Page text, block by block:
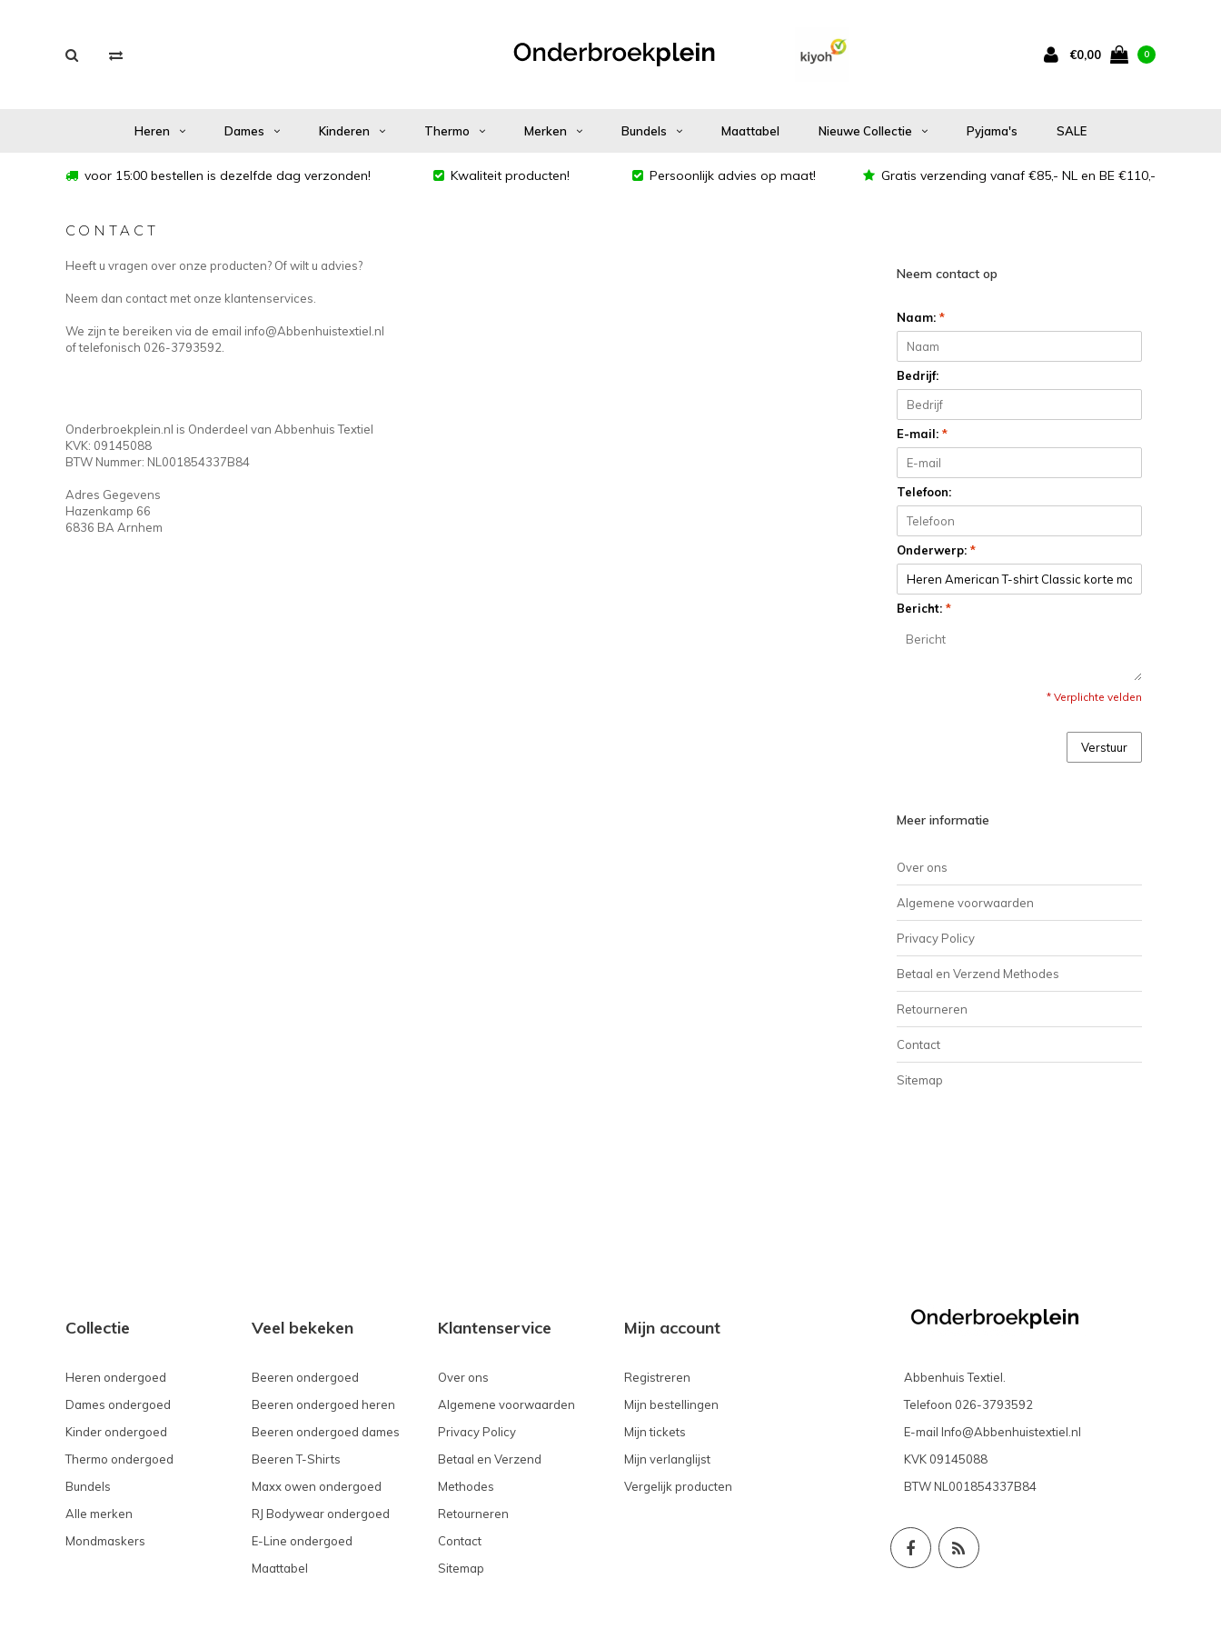
€0,00 0
Heren Dames Kinderen Thermo Merken Bundels Maattabel Nieuwe Collectie Pyjama's SALE
voor 15:00 bestellen is dezelfde dag verzonden! Kwaliteit producten! Persoonlijk advies op maat! Gratis verzending vanaf €85,- NL en BE €110,-
CONTACT
Heeft u vragen over onze producten? Of wilt u advies?
Neem dan contact met onze klantenservices.
We zijn te bereiken via de email info@Abbenhuistextiel.nl
of telefonisch 026-3793592.
Onderbroekplein.nl is Onderdeel van Abbenhuis Textiel
KVK: 09145088
BTW Nummer: NL001854337B84
Adres Gegevens
Hazenkamp 66
6836 BA Arnhem
Neem contact op
Naam: *
Bedrijf:
E-mail: *
Telefoon:
Onderwerp: *
Bericht: *
* Verplichte velden
Verstuur
Meer informatie
Over ons
Algemene voorwaarden
Privacy Policy
Betaal en Verzend Methodes
Retourneren
Contact
Sitemap
Collectie
Heren ondergoed
Dames ondergoed
Kinder ondergoed
Thermo ondergoed
Bundels
Alle merken
Mondmaskers
Veel bekeken
Beeren ondergoed
Beeren ondergoed heren
Beeren ondergoed dames
Beeren T-Shirts
Maxx owen ondergoed
RJ Bodywear ondergoed
E-Line ondergoed
Maattabel
Klantenservice
Over ons
Algemene voorwaarden
Privacy Policy
Betaal en Verzend
Methodes
Retourneren
Contact
Sitemap
Mijn account
Registreren
Mijn bestellingen
Mijn tickets
Mijn verlanglijst
Vergelijk producten
Abbenhuis Textiel.
Telefoon 026-3793592
E-mail Info@Abbenhuistextiel.nl
KVK 09145088
BTW NL001854337B84